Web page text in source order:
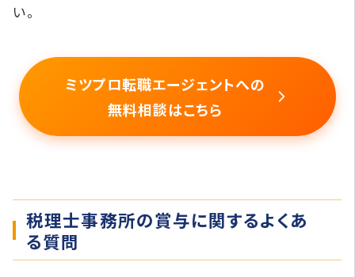
い。
ミツプロ転職エージェントへの
無料相談はこちら
税理士事務所の賞与に関するよくあ
る質問